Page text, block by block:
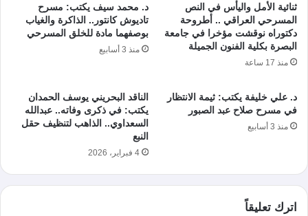
ثنائية الأمل واليأس في النص
المسرحي العراقي .. أطروحة
دكتوراه نوقشت مؤخرا في جامعة
البصرة بكلية الفنون الجميلة
منذ 17 ساعة
د. محمد سيف يكتب: مسرح
تاديوش كانتور.. الذاكرة والغياب
بوصفهما مادة للخلق المسرحي
منذ 3 أسابيع
د. علي خليفة يكتب: ثيمة الانتظار
في مسرح صلاح عبد الصبور
منذ 3 أسابيع
الناقد البحريني يوسف الحمدان
يكتب: في ذكرى وفاته.. عبدالله
السعداوي.. الذاهب لتنظيف حقل
النبع
4 فبراير، 2026
اترك تعليقاً